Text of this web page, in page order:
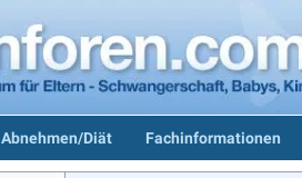
Abnehmen/Diät Fachinformationen